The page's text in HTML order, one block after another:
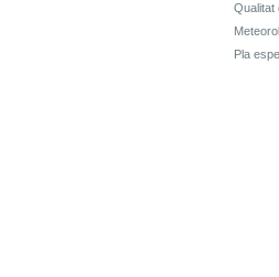
Qualitat
Pla